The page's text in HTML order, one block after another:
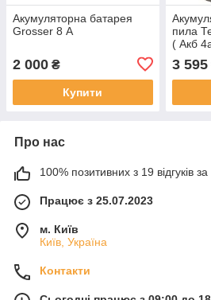
Акумуляторна батарея
Grosser 8 А
2 000 ₴
Купити
пила
( Акб
3 595
Про нас
100% позитивних з 19 відгуків за
Працює з 25.07.2023
м. Київ
Київ, Україна
Контакти